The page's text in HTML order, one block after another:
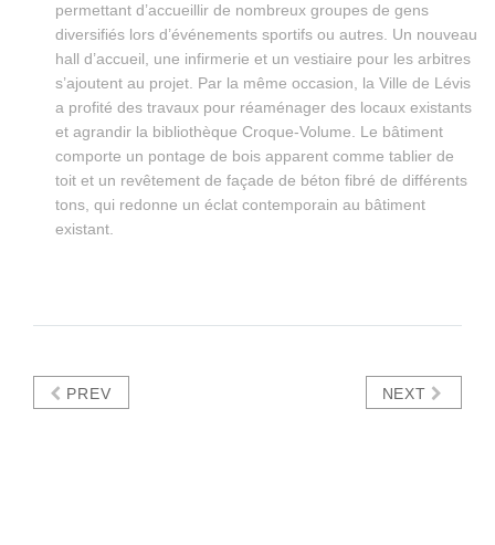
permettant d’accueillir de nombreux groupes de gens
diversifiés lors d’événements sportifs ou autres. Un nouveau
hall d’accueil, une infirmerie et un vestiaire pour les arbitres
s’ajoutent au projet. Par la même occasion, la Ville de Lévis
a profité des travaux pour réaménager des locaux existants
et agrandir la bibliothèque Croque-Volume. Le bâtiment
comporte un pontage de bois apparent comme tablier de
toit et un revêtement de façade de béton fibré de différents
tons, qui redonne un éclat contemporain au bâtiment
existant.
PREV NEXT